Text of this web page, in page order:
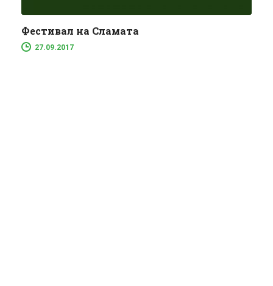
Фестивал на Сламата
27.09.2017